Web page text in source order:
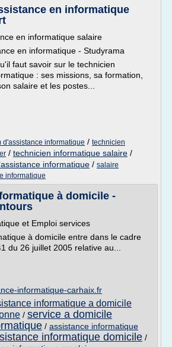
en informatique
en informatique salaire
en informatique - Studyrama
faut savoir sur le technicien
: ses missions, sa formation,
salaire et les postes...
d'assistance informatique / technicien
/ technicien informatique salaire /
informatique / salaire
informatique
à domicile -
et Emploi services
à domicile entre dans le cadre
du 26 juillet 2005 relative au...
informatique-carhaix.fr
informatique a domicile
/ service a domicile
/ assistance informatique
informatique domicile /